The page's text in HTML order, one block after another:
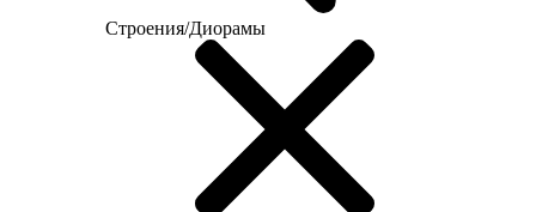
Строения/Диорамы